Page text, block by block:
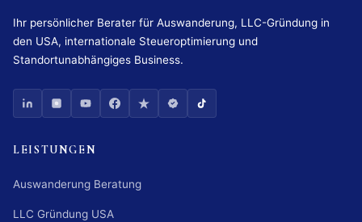
Ihr persönlicher Berater für Auswanderung, LLC-Gründung in
den USA, internationale Steueroptimierung und
Standortunabhängiges Business.
LEISTUNGEN
Auswanderung Beratung
LLC Gründung USA